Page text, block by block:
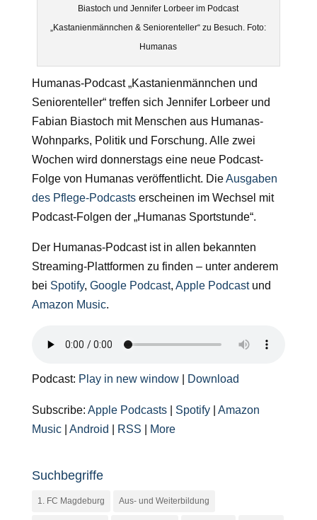
Biastoch und Jennifer Lorbeer im Podcast
„Kastanienmännchen & Seniorenteller“ zu Besuch. Foto:
Humanas
Humanas-Podcast „Kastanienmännchen und
Seniorenteller“ treffen sich Jennifer Lorbeer und
Fabian Biastoch mit Menschen aus Humanas-
Wohnparks, Politik und Forschung. Alle zwei
Wochen wird donnerstags eine neue Podcast-
Folge von Humanas veröffentlicht. DieAusgaben
des Pflege-Podcastserscheinen im Wechsel mit
Podcast-Folgen der „Humanas Sportstunde“.
Der Humanas-Podcast ist in allen bekannten
Streaming-Plattformen zu finden – unter anderem
bei Spotify, Google Podcast, Apple Podcastund
Amazon Music.
Podcast: Play in new window| Download
Subscribe: Apple Podcasts| Spotify| Amazon
Music| Android RSS More
Suchbegriffe
1. FC Magdeburg Aus- und Weiterbildung